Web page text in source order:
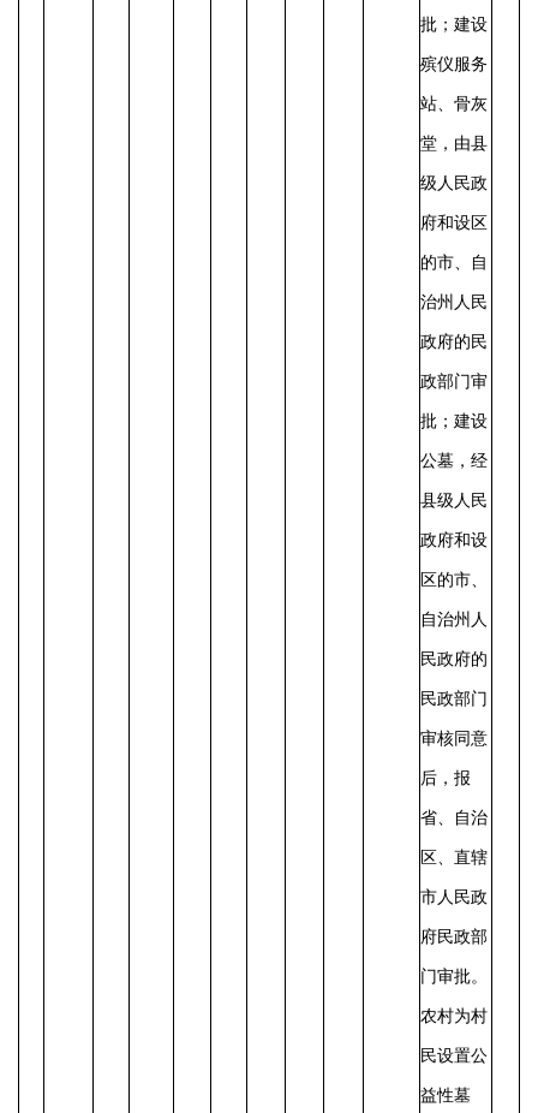
批；建设
殡仪服务
站、骨灰
堂，由县
级人民政
府和设区
的市、自
治州人民
政府的民
政部门审
批；建设
公墓，经
县级人民
政府和设
区的市、
自治州人
民政府的
民政部门
审核同意
后，报
省、自治
区、直辖
市人民政
府民政部
门审批。
农村为村
民设置公
益性墓